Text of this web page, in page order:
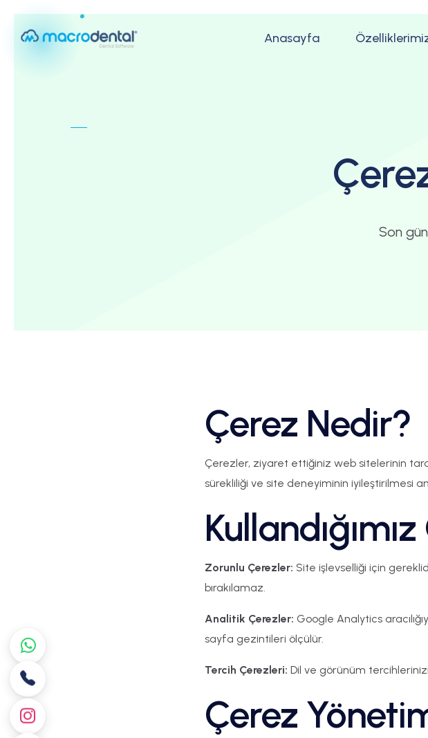
Anasayfa
Son
Çerez Nedir?
Çerezler, ziyaret ettiğiniz web sitelerinin
sürekliliği ve site deneyiminin iyileştirilmesi
Zorunlu Çerezler: Site işlevselliği için
bırakılamaz.
Analitik Çerezler: Google Analytics
sayfa gezintileri ölçülür.
Tercih Çerezleri: Dil ve görünüm
Çerez